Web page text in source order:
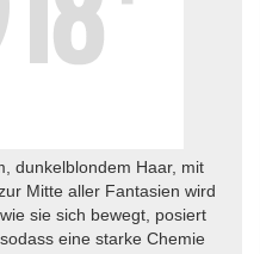
dunkelblondem Haar, mit
Mitte aller Fantasien wird
sie sich bewegt, posiert
eine starke Chemie